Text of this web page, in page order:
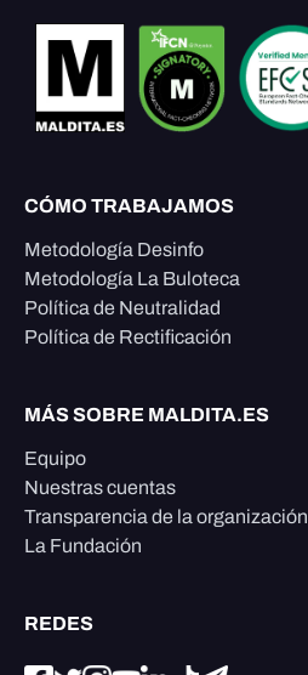
CÓMO TRABAJAMOS
Metodología Desinfo
Metodología La Buloteca
Política de Neutralidad
Política de Rectificación
MÁS SOBRE MALDITA.ES
Equipo
Nuestras cuentas
Transparencia de la organización
La Fundación
REDES